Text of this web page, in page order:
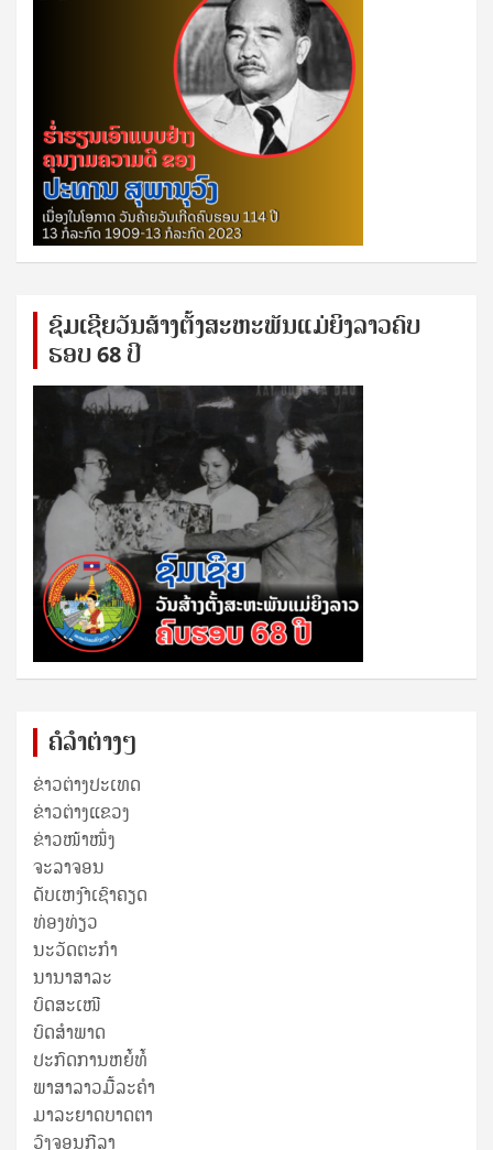
ຊົ​ມ​ເຊີຍ​ວັນ​ສ້າງ​ຕັ້ງ​ສະ​ຫະ​ພັນ​ແມ່​ຍິງ​​ລາວຄົບ​
ຮອບ 68 ປິ
ຄໍລຳຕ່າງໆ
ຂ່າວຕ່າງປະເທດ
ຂ່າວ​ຕ່າງ​ແຂວງ
ຂ່າວໜ້າໜຶ່ງ
ຈະລາຈອນ
ດັບເຫງົາເຊົາຄຽດ
ທ່ອງທ່ຽວ
ນະວັດຕະກໍາ
ນານາສາລະ
ບົດສະເໜີ
ບົດສໍາພາດ
ປະກົດການຫຍໍ້ທໍ້
ພາສາລາວມື້ລະຄຳ
ມາລະຍາດບາດຕາ
ວົງຈອນກີລາ